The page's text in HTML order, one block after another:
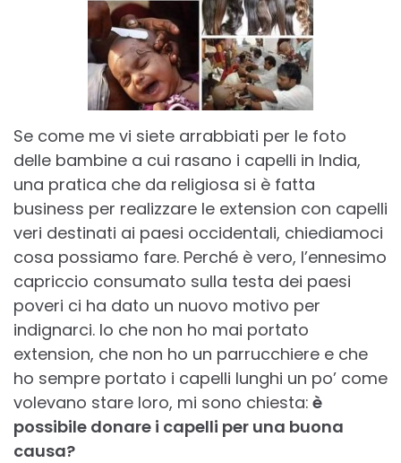
Se come me vi siete arrabbiati per le foto
delle bambine a cui rasano i capelli in India,
una pratica che da religiosa si è fatta
business per realizzare le extension con capelli
veri destinati ai paesi occidentali, chiediamoci
cosa possiamo fare. Perché è vero, l’ennesimo
capriccio consumato sulla testa dei paesi
poveri ci ha dato un nuovo motivo per
indignarci. Io che non ho mai portato
extension, che non ho un parrucchiere e che
ho sempre portato i capelli lunghi un po’ come
volevano stare loro, mi sono chiesta: è
possibile donare i capelli per una buona
causa?